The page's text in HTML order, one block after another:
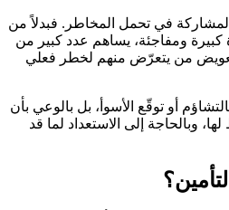
في تحمل المخاطر. فبدلاً من
ومفاجئة، يساهم عدد كبير من
تعويض من يتعرّض منهم لخطر فعلي
أو توقّع الأسوأ، بل بالوعي بأن
وبالحاجة إلى الاستعداد لما قد